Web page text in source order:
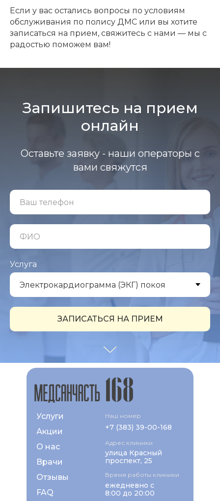
Если у вас остались вопросы по условиям
обслуживания по полису ДМС или вы хотите
записаться на прием, свяжитесь с нами — мы с
радостью поможем вам!
Запишитесь на прием
онлайн
Оставьте заявку - наши операторы с
вами свяжутся
Услуга
ЗАПИСАТЬСЯ НА ПРИЕМ
Услуги
Акции
Врачи
О нас
+7 (383) 39-00-168
Отзывы
FAQ
Наш номер
ежедневно с
8:00 до 20:00
Время работы клиники
Адрес клиники
улица Красный
проспект, 25